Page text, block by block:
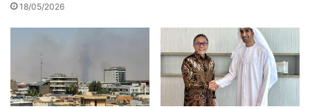
18/05/2026